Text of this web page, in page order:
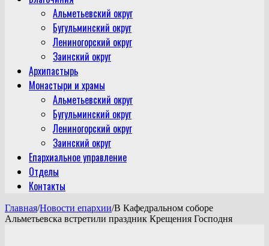
Альметьевский округ
Бугульминский округ
Лениногорский округ
Заинский округ
Архипастырь
Монастыри и храмы
Альметьевский округ
Бугульминский округ
Лениногорский округ
Заинский округ
Епархиальное управление
Отделы
Контакты
Главная/Новости епархии/В Кафедральном соборе
Альметьевска встретили праздник Крещения Господня